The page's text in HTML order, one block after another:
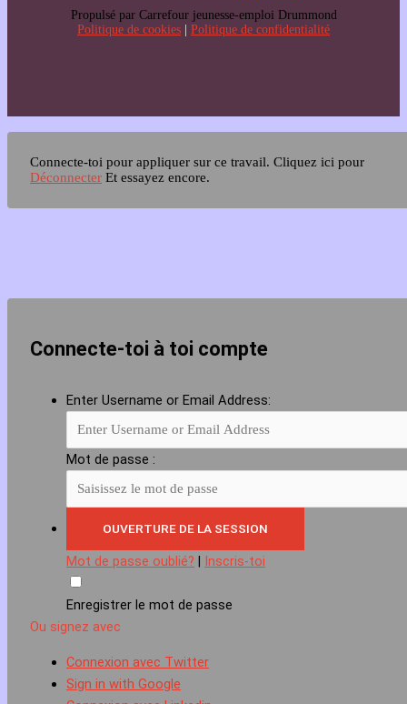
Propulsé par Carrefour jeunesse-emploi Drummond
Politique de cookies
Politique de confidentialité
Connecte-toi pour appliquer sur ce travail. Cliquez ici pour
Déconnecter Et essayez encore.
Connecte-toi à toi compte
Enter Username or Email Address:
Mot de passe :
Mot de passe oublié? | Inscris-toi
Enregistrer le mot de passe
Ou signez avec
Connexion avec Twitter
Sign in with Google